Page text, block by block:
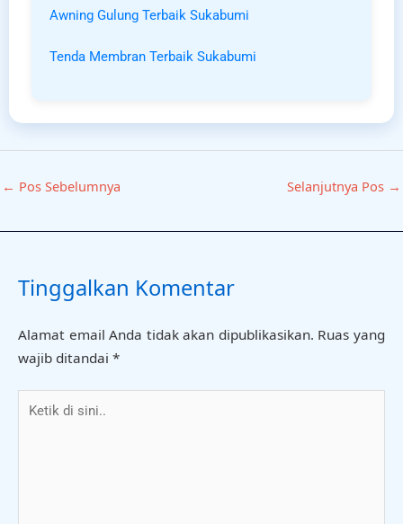
Awning Gulung Terbaik Sukabumi
Tenda Membran Terbaik Sukabumi
← Pos Sebelumnya Selanjutnya Pos →
Tinggalkan Komentar
Alamat email Anda tidak akan dipublikasikan. Ruas yang
wajib ditandai *